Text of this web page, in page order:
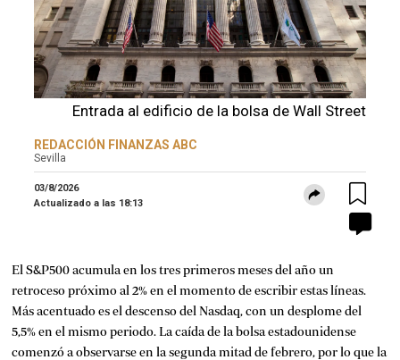
Entrada al edificio de la bolsa de Wall Street
REDACCIÓN FINANZAS ABC
Sevilla
03/8/2026
Actualizado a las 18:13
El S&P500 acumula en los tres primeros meses del año un
retroceso próximo al 2% en el momento de escribir estas líneas.
Más acentuado es el descenso del Nasdaq, con un desplome del
5,5% en el mismo periodo. La caída de la bolsa estadounidense
comenzó a observarse en la segunda mitad de febrero, por lo que la